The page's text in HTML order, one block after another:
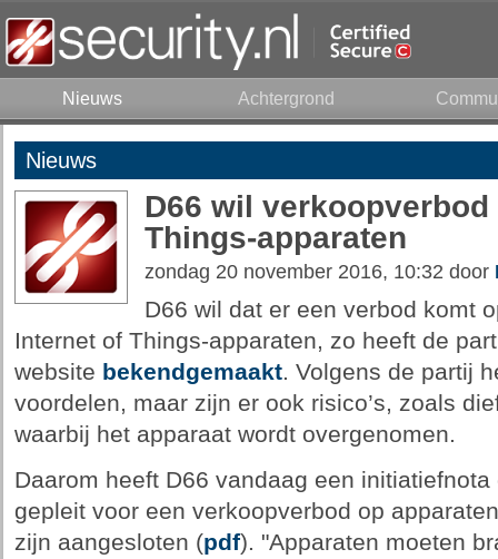
Nieuws Achtergrond
Nieuws
D66 wil
Things-apparaten
zondag 20 november 2016, 10:32 door
D66 wil dat er een verbod komt
Internet of Things-apparaten, zo heeft de
website bekendgemaakt. Volgens de partij
voordelen, maar zijn er ook risico’s, zoals
waarbij het apparaat wordt overgenomen.
Daarom heeft D66 vandaag een
gepleit voor een verkoopverbod op
zijn aangesloten (pdf). "Apparaten moeten